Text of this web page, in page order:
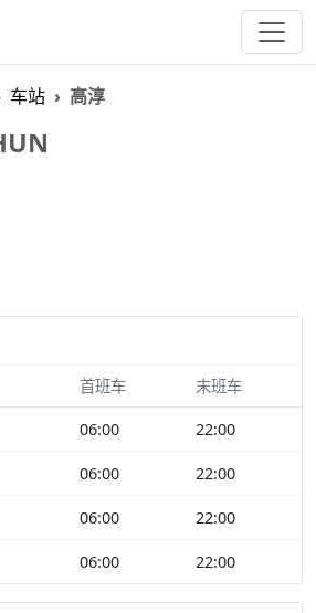
车站 高淳
首班车 末班车
06:00 22:00
06:00 22:00
06:00 22:00
06:00 22:00